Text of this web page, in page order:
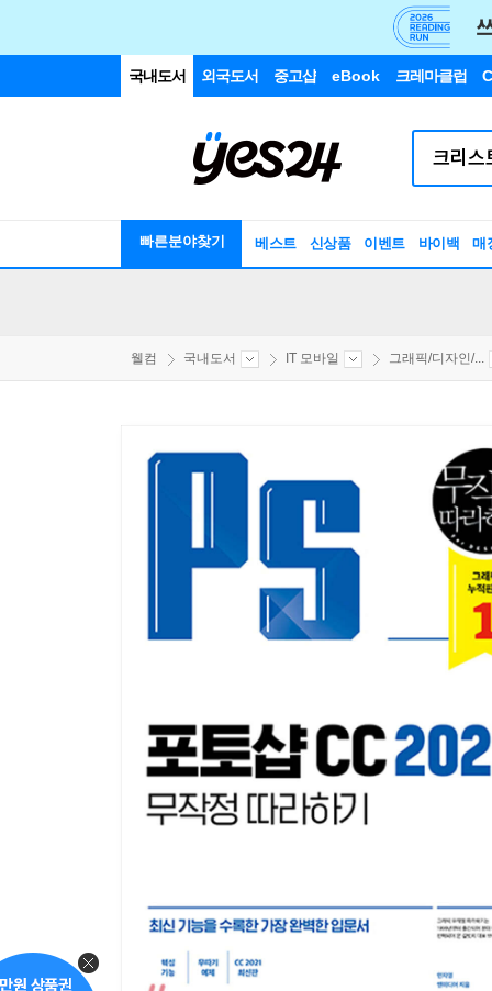
국내도서 외국도서 중고샵 eBook 크레마클럽
빠른분야찾기 베스트 신상품 이벤트 바이백 매
웰컴 국내도서 IT 모바일 그래픽/디자인/...